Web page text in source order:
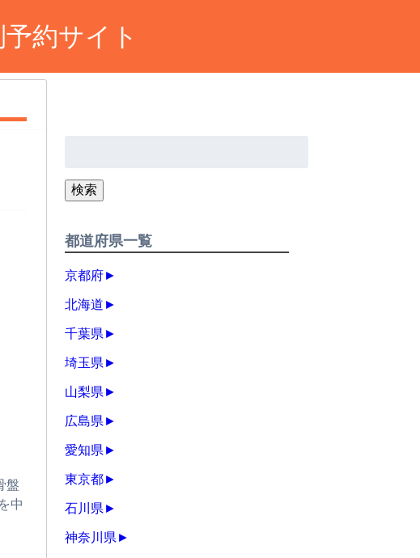
約サイト
盤
中
検索
都道府県一覧
京都府►
北海道 ►
千葉県 ►
埼玉県 ►
山梨県 ►
広島県 ►
愛知県 ►
東京都►
石川県 ►
神奈川県 ►